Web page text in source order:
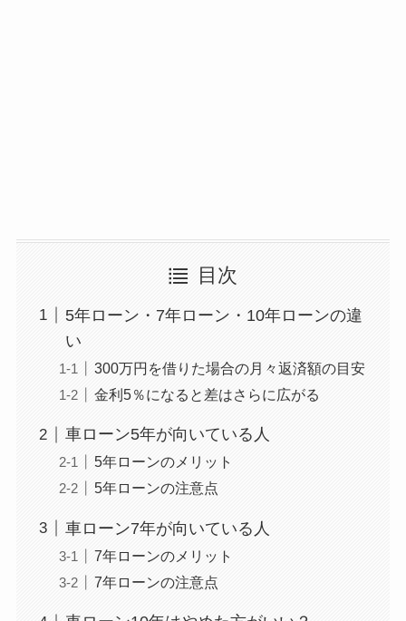
目次
5年ローン・7年ローン・10年ローンの違
い
300万円を借りた場合の月々返済額の目安
金利5％になると差はさらに広がる
車ローン5年が向いている人
5年ローンのメリット
5年ローンの注意点
車ローン7年が向いている人
7年ローンのメリット
7年ローンの注意点